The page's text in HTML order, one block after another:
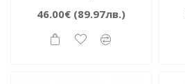
46.00€(89.97лв.)